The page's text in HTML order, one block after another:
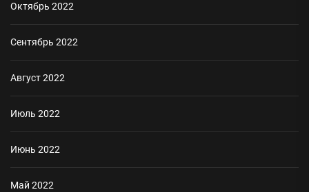
Октябрь 2022
Сентябрь 2022
Август 2022
Июль 2022
Июнь 2022
Май 2022